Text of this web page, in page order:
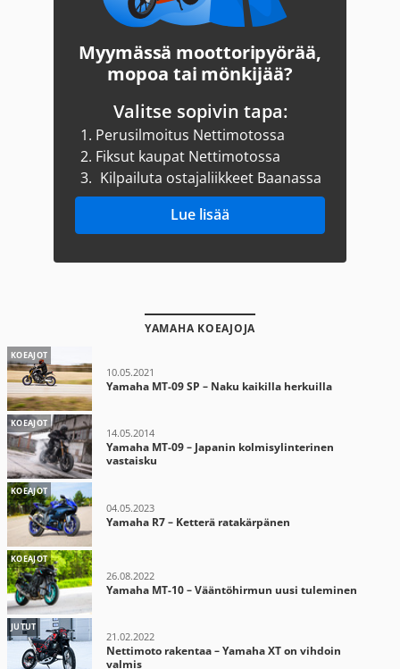
Myymässä moottoripyörää,
mopoa tai mönkijää?
Valitse sopivin tapa:
1. Perusilmoitus Nettimotossa
2. Fiksut kaupat Nettimotossa
3. Kilpailuta ostajaliikkeet Baanassa
Lue lisää
YAMAHA KOEAJOJA
KOEAJOT
10.05.2021
Yamaha MT-09 SP – Naku kaikilla herkuilla
KOEAJOT
14.05.2014
Yamaha MT-09 – Japanin kolmisylinterinen
vastaisku
KOEAJOT
04.05.2023
Yamaha R7 – Ketterä ratakärpänen
KOEAJOT
26.08.2022
Yamaha MT-10 – Vääntöhirmun uusi tuleminen
JUTUT
21.02.2022
Nettimoto rakentaa – Yamaha XT on vihdoin
valmis